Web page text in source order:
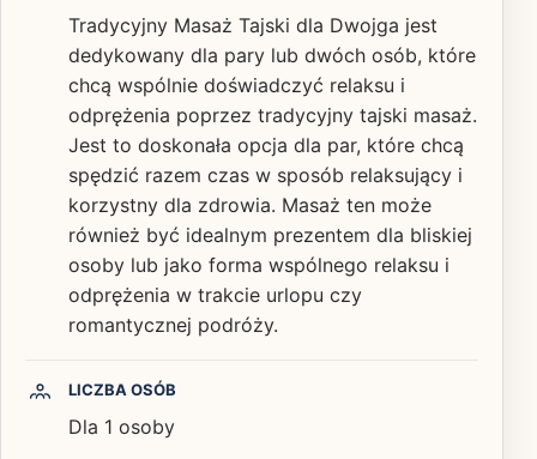
Tradycyjny Masaż Tajski dla Dwojga jest
dedykowany dla pary lub dwóch osób, które
chcą wspólnie doświadczyć relaksu i
odprężenia poprzez tradycyjny tajski masaż.
Jest to doskonała opcja dla par, które chcą
spędzić razem czas w sposób relaksujący i
korzystny dla zdrowia. Masaż ten może
również być idealnym prezentem dla bliskiej
osoby lub jako forma wspólnego relaksu i
odprężenia w trakcie urlopu czy
romantycznej podróży.
LICZBA OSÓB
Dla 1 osoby